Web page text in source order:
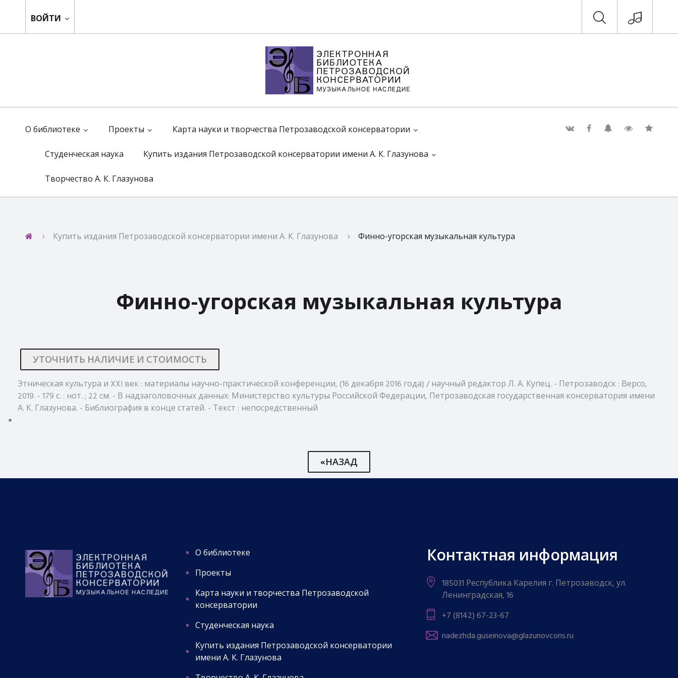
ВОЙТИ
О библиотеке Проекты
Карта науки и творчества Петрозаводской консерватории
Студенческая наука
Купить издания Петрозаводской консерватории имени А. К. Глазунова
Творчество А. К. Глазунова
Купить издания Петрозаводской консерватории имени А. К. Глазунова Финно-угорская музыкальная культура
Финно-угорская музыкальная культура
УТОЧНИТЬ НАЛИЧИЕ И СТОИМОСТЬ
Этническая культура и XXI век : материалы научно-практической конференции, (16 декабря 2016 года) / научный редактор Л. А. Купец. - Петрозаводск : Версо,
2019. - 179 с. : нот. ; 22 см. - В надзаголовочных данных: Министерство культуры Российской Федерации, Петрозаводская государственная консерватория имени
А. К. Глазунова. - Библиография в конце статей. - Текст : непосредственный
«НАЗАД
О библиотеке
Проекты
Карта науки и творчества Петрозаводской
консерватории
Студенческая наука
Купить издания Петрозаводской консерватории
имени А. К. Глазунова
Контактная информация
185031 Республика Карелия г. Петрозаводск, ул.
Ленинградская, 16
+7 (8142) 67-23-67
nadezhda.guseinova@glazunovcons.ru